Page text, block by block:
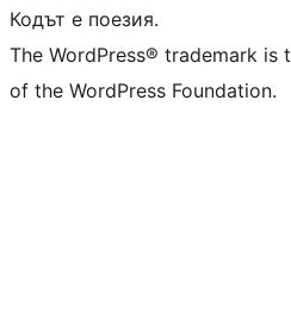
Кодът е поезия.
The WordPress® trademark
of the WordPress Foundation.